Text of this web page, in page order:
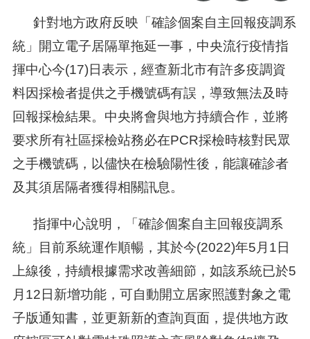
針對地方政府反映「確診個案自主回報疫調系
統」開立電子居隔單拖延一事，中央流行疫情指
揮中心今(17)日表示，經查新北市有許多疫調資
料因採檢者提供之手機號碼有誤，導致無法及時
回報採檢結果。中央將會與地方持續合作，並將
要求所有社區採檢站務必在PCR採檢時核對民眾
之手機號碼，以儘快在檢驗陽性後，能讓確診者
及其須居隔者獲得相關訊息。
指揮中心說明，「確診個案自主回報疫調系
統」目前系統運作順暢，其於今(2022)年5月1日
上線後，持續根據需求改善細節，如該系統已於5
月12日新增功能，可自動開立居家照護對象之電
子版通知書，並更新新的查詢頁面，提供地方政